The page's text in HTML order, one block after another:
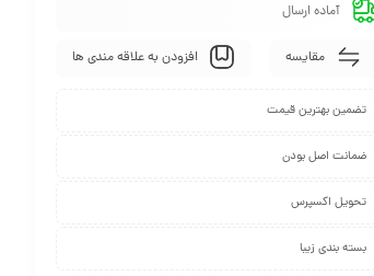
آماده ارسال
مقایسه افزودن به علاقه مندی ها
تضمین بهترین قیمت
ضمانت اصل بودن
تحویل اکسپرس
بسته بندی زیبا